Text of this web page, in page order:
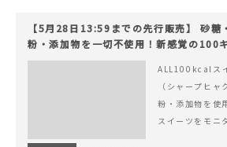
【5月28日13:59までの先行販売】 砂糖
粉・添加物を一切不使用！新感覚の100
ツでヘルシーライフを。
ALL100kcalス
（シャープヒ
粉・添加物を使
スイーツをモニ